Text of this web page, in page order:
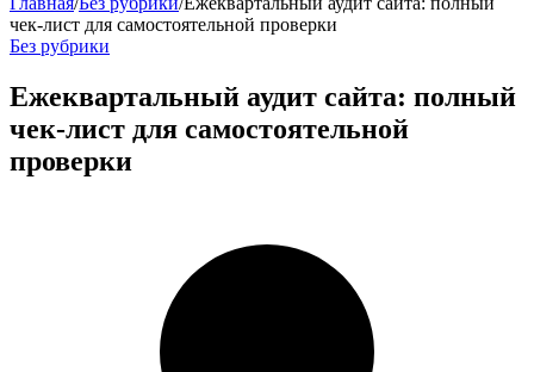
чек-лист для самостоятельной проверки
Без рубрики
Ежеквартальный аудит сайта: полный
чек-лист для самостоятельной
проверки